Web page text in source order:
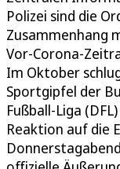
Polizei sind die
Zusammenhang
Vor-Corona-
Im Oktober
Sportgipfel der
Fußball-Liga
Reaktion auf die